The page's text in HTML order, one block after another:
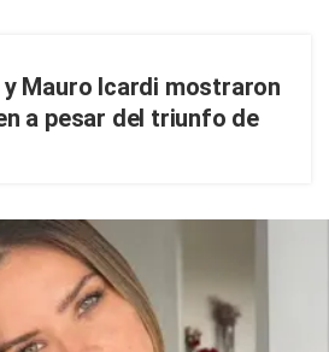
y Mauro Icardi mostraron
a pesar del triunfo de